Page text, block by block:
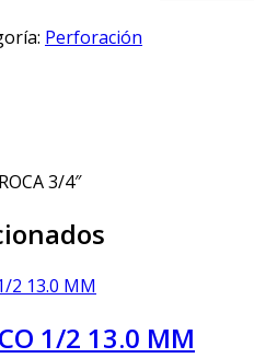
Perforación
3/4″
1/2 13.0 MM